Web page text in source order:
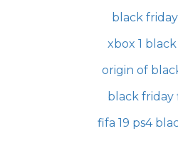
black
xbox 1
origin of
black friday
fifa 19 ps4